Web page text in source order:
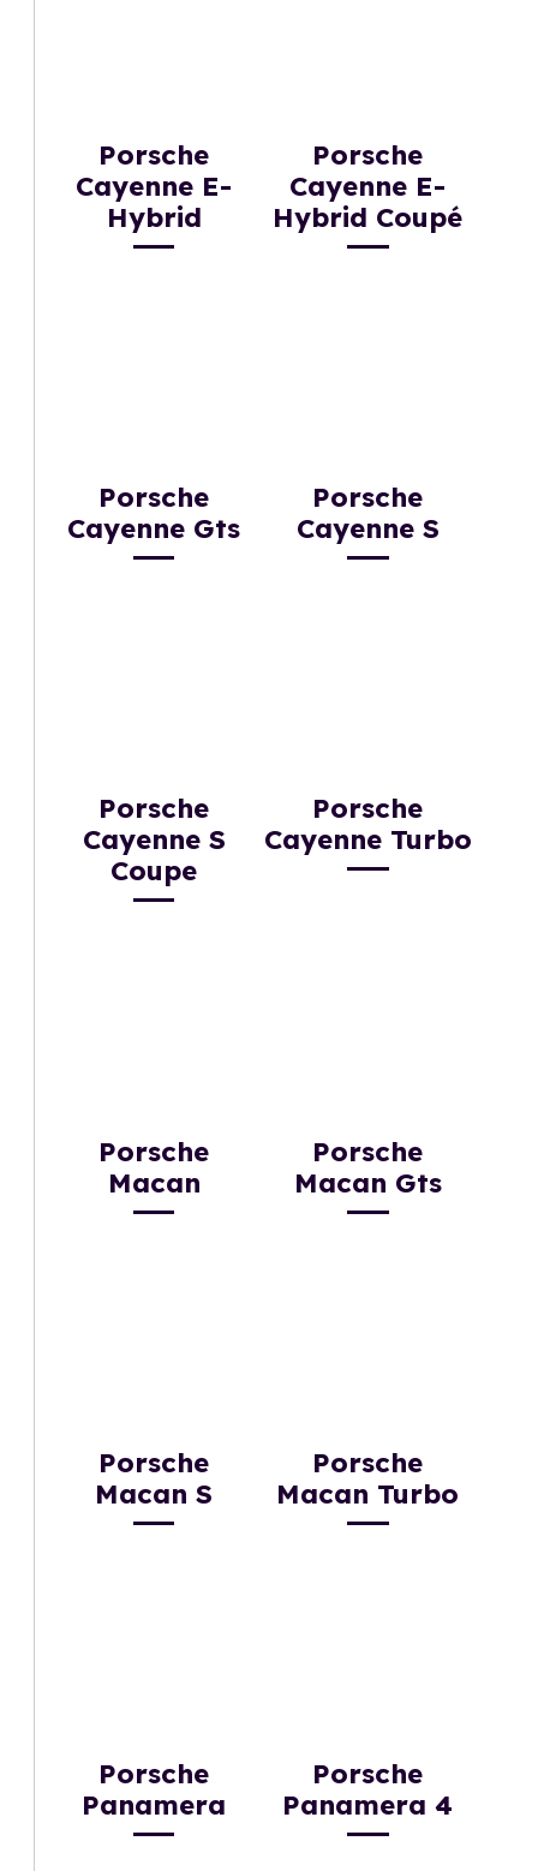
Porsche
Cayenne E-
Hybrid
Porsche
Cayenne E-
Hybrid Coupé
Porsche
Cayenne Gts
Porsche
Cayenne S
Porsche
Cayenne S
Coupe
Porsche
Cayenne Turbo
Porsche
Macan
Porsche
Macan Gts
Porsche
Macan S
Porsche
Macan Turbo
Porsche
Panamera
Porsche
Panamera 4